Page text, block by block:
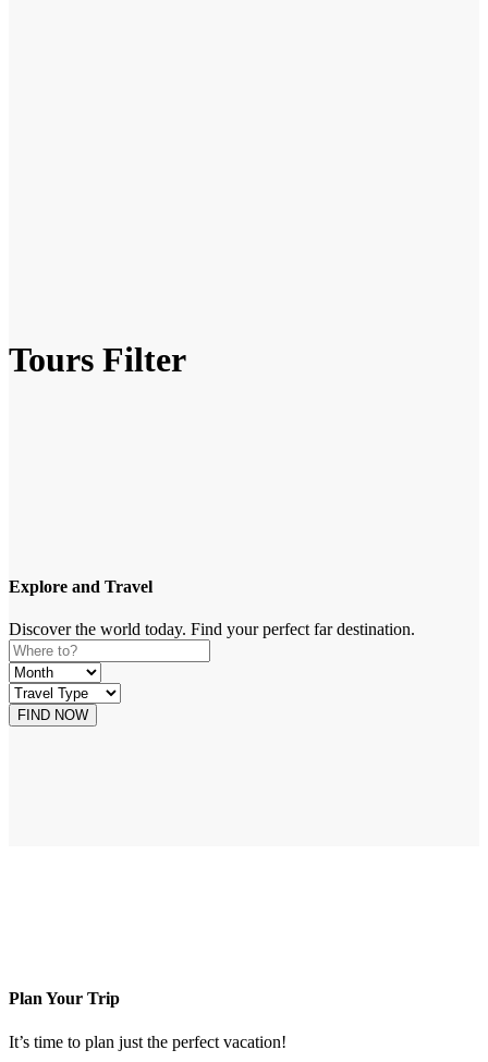
Tours Filter
Explore and Travel
Discover the world today. Find your perfect far destination.
Plan Your Trip
It’s time to plan just the perfect vacation!